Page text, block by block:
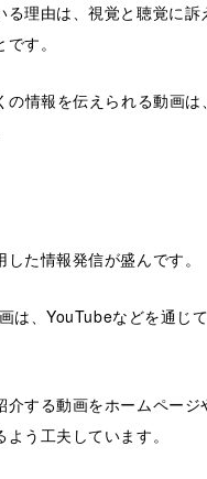
理由は、視覚と聴覚に
す。
情報を伝えられる動画
た情報発信が盛んです。
は、YouTubeなどを通じ
する動画をホームペー
う工夫しています。